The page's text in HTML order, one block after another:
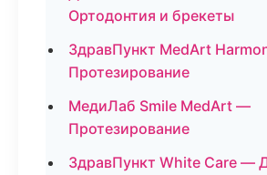
Ортодонтия и брекеты
ЗдравПункт MedArt
Протезирование
МедиЛаб Smile MedArt —
Протезирование
ЗдравПункт White Care —